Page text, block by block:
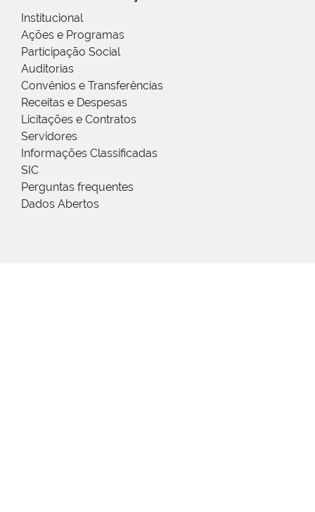
Institucional
Ações e Programas
Participação Social
Auditorias
Convênios e Transferências
Receitas e Despesas
Licitações e Contratos
Servidores
Informações Classificadas
SIC
Perguntas frequentes
Dados Abertos